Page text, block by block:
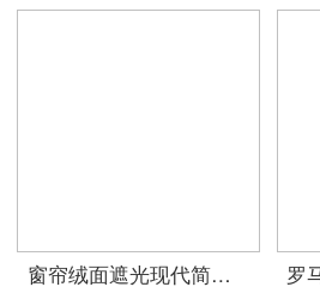
窗帘绒面遮光现代简约客厅卧室飘窗素色德国立绒窗帘成品定制 海兰 布6.0*2.7(高)一块挂钩